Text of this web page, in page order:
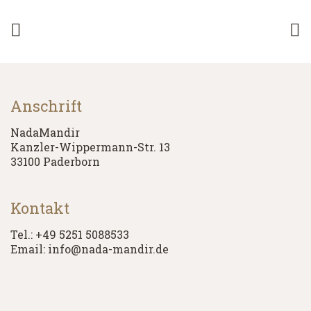
Anschrift
NadaMandir
Kanzler-Wippermann-Str. 13
33100 Paderborn
Kontakt
Tel.: +49 5251 5088533
Email: info@nada-mandir.de